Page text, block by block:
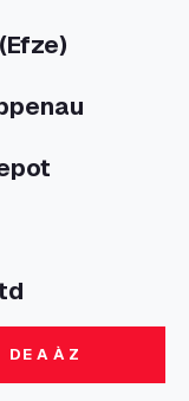
DE A À Z